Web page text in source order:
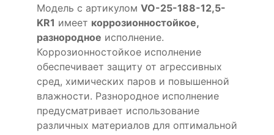
Модель с артикулом VO-25-188-12,5-
KR1 имеет коррозионностойкое,
разнородное исполнение.
Коррозионностойкое исполнение
обеспечивает защиту от агрессивных
сред, химических паров и повышенной
влажности. Разнородное исполнение
предусматривает использование
различных материалов для оптимальной